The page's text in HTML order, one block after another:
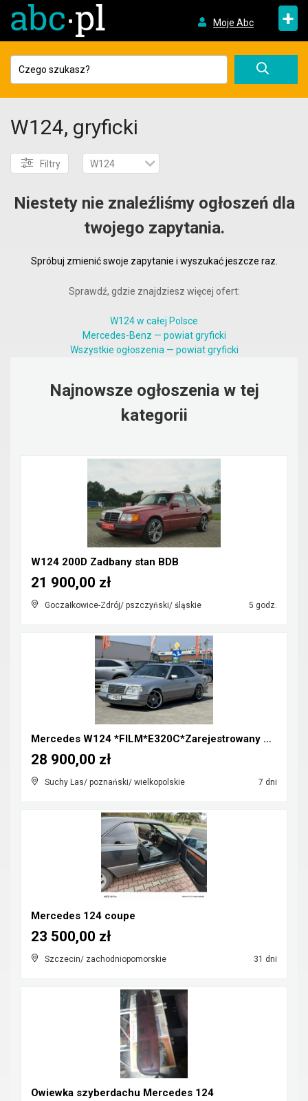
Moje Abc +
W124, gryficki
Filtry W124
Niestety nie znaleźliśmy ogłoszeń dla
twojego zapytania.
Spróbuj zmienić swoje zapytanie i wyszukać jeszcze raz.
Sprawdź, gdzie znajdziesz więcej ofert:
W124 w całej Polsce
Mercedes-Benz — powiat gryficki
Wszystkie ogłoszenia — powiat gryficki
Najnowsze ogłoszenia w tej
kategorii
W124 200D Zadbany stan BDB
Goczałkowice-Zdrój/ pszczyński/ śląskie 5 godz.
21 900,00 zł
Mercedes W124 *FILM*E320C*Zarejestrowany w Polsce*...
Suchy Las/ poznański/ wielkopolskie 7 dni
28 900,00 zł
Mercedes 124 coupe
Szczecin/ zachodniopomorskie 31 dni
23 500,00 zł
Owiewka szyberdachu Mercedes 124